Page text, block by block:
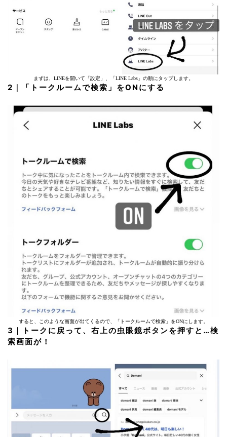
まずは、LINEを開いて「設定」、「LINE Labs」の順にタップします。
2｜「トークルームで検索」をONにする
すると、このような画面が出てくるので、「トークルームで検索」をONにします。
3｜トークに戻って、右上の虫眼鏡ボタンを押すと…検
索画面が！